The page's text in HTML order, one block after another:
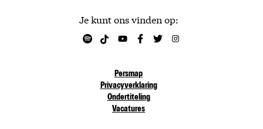
Je kunt ons vinden op:
Persmap
Privacyverklaring
Ondertiteling
Vacatures